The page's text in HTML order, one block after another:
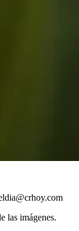
las imágenes.